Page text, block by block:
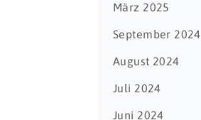
März 2025
September 2024
August 2024
Juli 2024
Juni 2024